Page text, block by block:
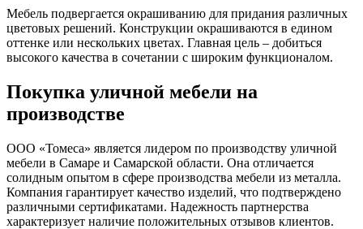
Мебель подвергается окрашиванию для придания различных
цветовых решений. Конструкции окрашиваются в едином
оттенке или нескольких цветах. Главная цель – добиться
высокого качества в сочетании с широким функционалом.
Покупка уличной мебели на
производстве
ООО «Томеса» является лидером по производству уличной
мебели в Самаре и Самарской области. Она отличается
солидным опытом в сфере производства мебели из металла.
Компания гарантирует качество изделий, что подтверждено
различными сертификатами. Надежность партнерства
характеризует наличие положительных отзывов клиентов.